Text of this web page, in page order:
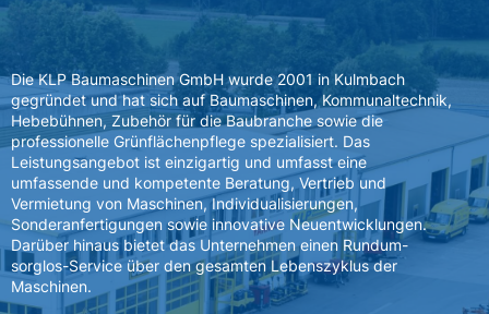
Die KLP Baumaschinen GmbH wurde 2001 in Kulmbach
gegründet und hat sich auf Baumaschinen, Kommunaltechnik,
Hebebühnen, Zubehör für die Baubranche sowie die
professionelle Grünflächenpflege spezialisiert. Das
Leistungsangebot ist einzigartig und umfasst eine
umfassende und kompetente Beratung, Vertrieb und
Vermietung von Maschinen, Individualisierungen,
Sonderanfertigungen sowie innovative Neuentwicklungen.
Darüber hinaus bietet das Unternehmen einen Rundum-
sorglos-Service über den gesamten Lebenszyklus der
Maschinen.